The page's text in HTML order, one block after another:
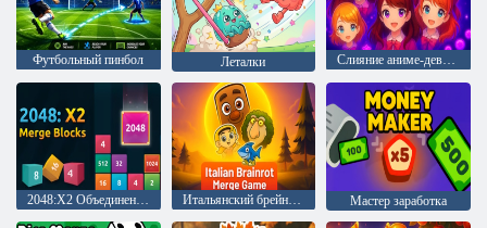
Футбольный пинбол Леталки Слияние аниме-девушек
2048:X2 Объединение блоков Итальянский брейнрот: игра на слияние Мастер заработка